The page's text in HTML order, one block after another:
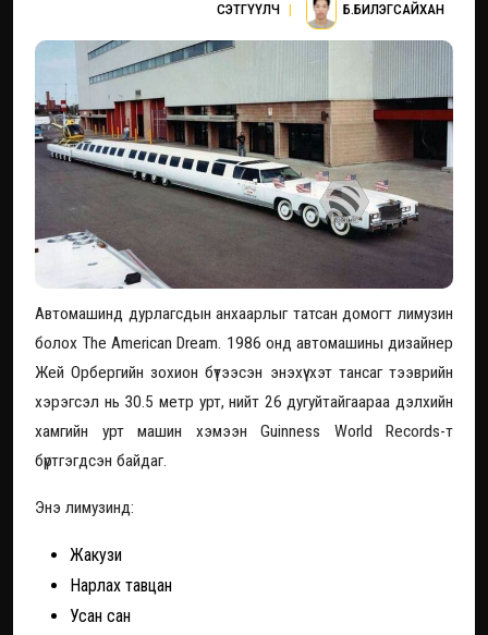
СЭТГҮҮЛЧ | Б.БИЛЭГСАЙХАН
Автомашинд дурлагсдын анхаарлыг татсан домогт лимузин
болох The American Dream. 1986 онд автомашины дизайнер
Жей Орбергийн зохион бүтээсэн энэхүү хэт тансаг тээврийн
хэрэгсэл нь 30.5 метр урт, нийт 26 дугуйтайгаараа дэлхийн
хамгийн урт машин хэмээн Guinness World Records-т
бүртгэгдсэн байдаг.
Энэ лимузинд:
Жакузи
Нарлах тавцан
Усан сан